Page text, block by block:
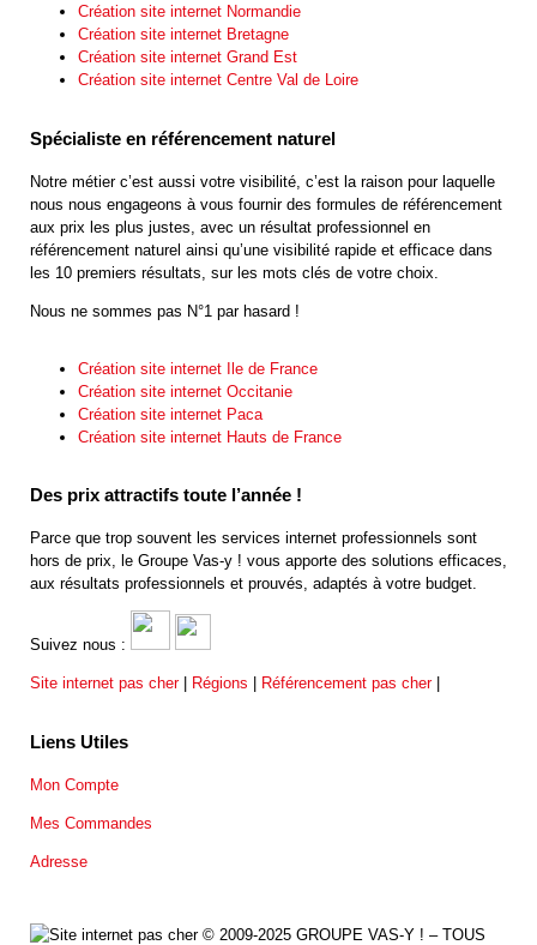
Création site internet Normandie
Création site internet Bretagne
Création site internet Grand Est
Création site internet Centre Val de Loire
Spécialiste en référencement naturel
Notre métier c’est aussi votre visibilité, c’est la raison pour laquelle
nous nous engageons à vous fournir des formules de référencement
aux prix les plus justes, avec un résultat professionnel en
référencement naturel ainsi qu’une visibilité rapide et efficace dans
les 10 premiers résultats, sur les mots clés de votre choix.
Nous ne sommes pas N°1 par hasard !
Création site internet Ile de France
Création site internet Occitanie
Création site internet Paca
Création site internet Hauts de France
Des prix attractifs toute l’année !
Parce que trop souvent les services internet professionnels sont
hors de prix, le Groupe Vas-y ! vous apporte des solutions efficaces,
aux résultats professionnels et prouvés, adaptés à votre budget.
Suivez nous :
Site internet pas cher| Régions Référencement pas cher|
Liens Utiles
Mon Compte
Mes Commandes
Adresse
© 2009-2025 GROUPE VAS-Y ! – TOUS